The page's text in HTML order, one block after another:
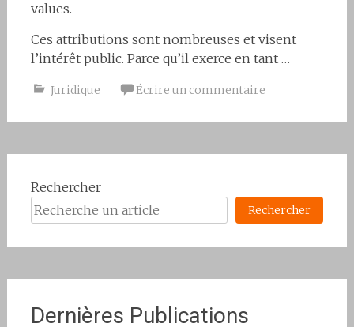
values.
Ces attributions sont nombreuses et visent
l’intérêt public. Parce qu’il exerce en tant …
Juridique Écrire un commentaire
Rechercher
Rechercher
Dernières Publications